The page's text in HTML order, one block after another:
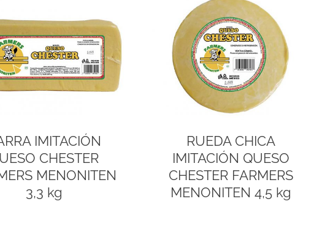
IMITACIÓN
CHESTER
MENONITEN
3,3 kg
RUEDA CHICA
IMITACIÓN QUESO
CHESTER FARMERS
MENONITEN 4,5 kg